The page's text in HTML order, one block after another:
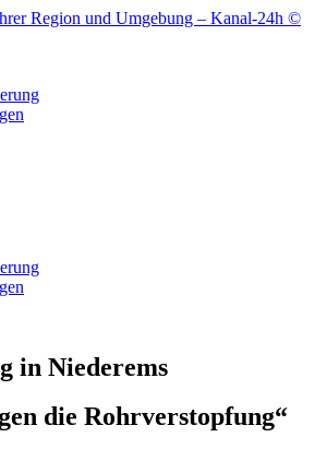
in Niederems
die Rohrverstopfung“